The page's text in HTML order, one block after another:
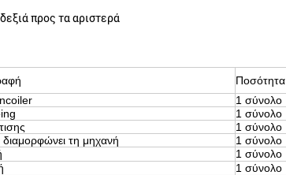
προς τα αριστερά
Ποσότητα
1 σύνολο
1 σύνολο
1 σύνολο
τη μηχανή
1 σύνολο
1 σύνολο
1 σύνολο